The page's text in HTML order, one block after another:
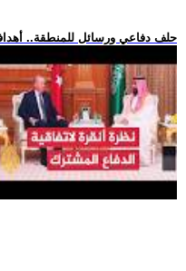
.. حلف دفاعي ورسائل للمنطقة.. أهداف